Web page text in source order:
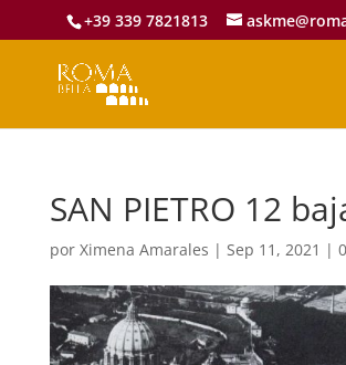
+39 339 7821813
SAN PIETRO 12
por Ximena Amarales | Sep 11, 2021 |